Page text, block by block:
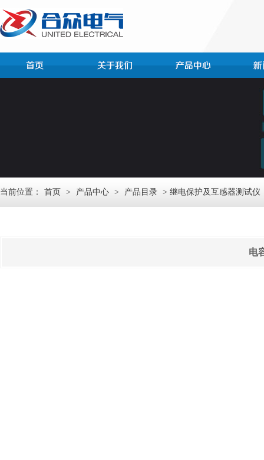
当前位置： 首页 > 产品中心 > 产品目录 > 继电保护及互感器测试仪
电